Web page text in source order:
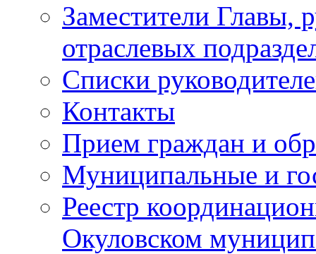
Заместители Главы,
отраслевых
Списки
Контакты
Прием граждан и
Муниципальные и
Реестр
Окуловском